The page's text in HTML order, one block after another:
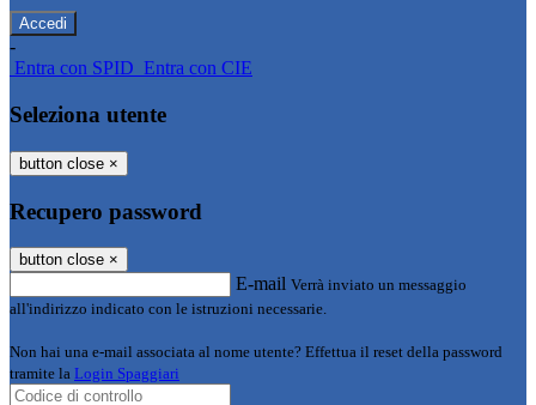
-
Entra con SPID Entra con CIE
Seleziona utente
button close ×
Recupero password
button close ×
E-mail Verrà inviato un messaggio
all'indirizzo indicato con le istruzioni necessarie.
Non hai una e-mail associata al nome utente? Effettua il reset della password
tramite la Login Spaggiari